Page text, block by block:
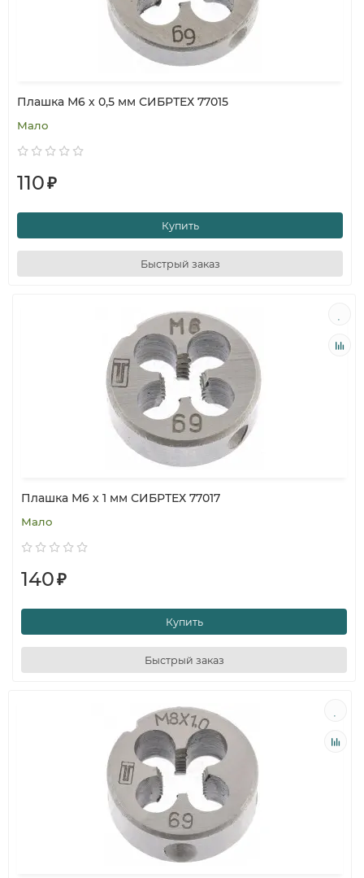
Плашка М6 х 0,5 мм СИБРТЕХ 77015
Мало
110₽
Купить
Быстрый заказ
Плашка М6 х 1 мм СИБРТЕХ 77017
Мало
140₽
Купить
Быстрый заказ